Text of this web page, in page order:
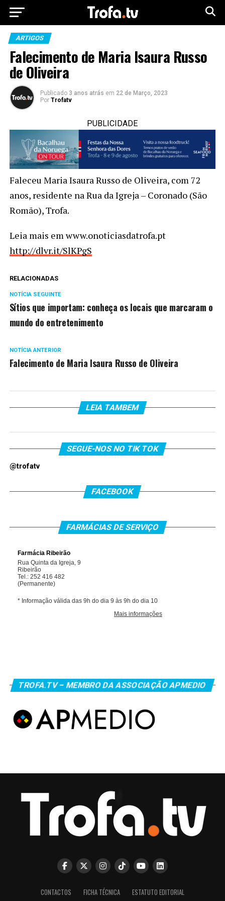
ARTIGOS
Falecimento de Maria Isaura Russo
de Oliveira
Publicado 3 anos atrás em 22 de Março, 2023
Por Trofatv
PUBLICIDADE
Faleceu Maria Isaura Russo de Oliveira, com 72
anos, residente na Rua da Igreja – Coronado (São
Romão), Trofa.
Leia mais em www.onoticiasdatrofa.pt
http://dlvr.it/SlKPgS
RELACIONADAS
NOTÍCIA SEGUINTE
Sítios que importam: conheça os locais que marcaram o
mundo do entretenimento
NOTÍCIA ANTERIOR
Falecimento de Maria Isaura Russo de Oliveira
LEIA TAMBEM
SEGUE-NOS NO TIK TOK
@trofatv
FACEBOOK
FARMÁCIAS DE SERVIÇO
TROFA.TV – MEMBRO DA ASSOCIAÇÃO APMEDIO
CONTACTOS FICHA TÉCNICA ESTATUTO EDITORIAL